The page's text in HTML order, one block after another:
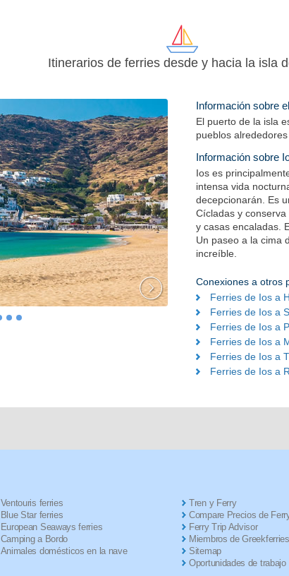
Itinerarios de ferries desde y hacia la isla
Información sobre
El puerto de la isla
pueblos alrededores
Información sobre
Ios es
intensa vida
decepcionarán. Es
Cícladas y
y casas encaladas.
Un paseo a la cima
increíble.
Conexiones a otros
Ferries de Ios a
Ferries de Ios a
Ferries de Ios a
Ferries de Ios a
Ferries de Ios a
Ferries de Ios a
Ventouris ferries
Blue Star ferries
European Seaways ferries
Camping a Bordo
Animales domésticos en la nave
Tren y Ferry
Compare Precios de
Ferry Trip Advisor
Miembros de
Sitemap
Oportunidades de trabajo